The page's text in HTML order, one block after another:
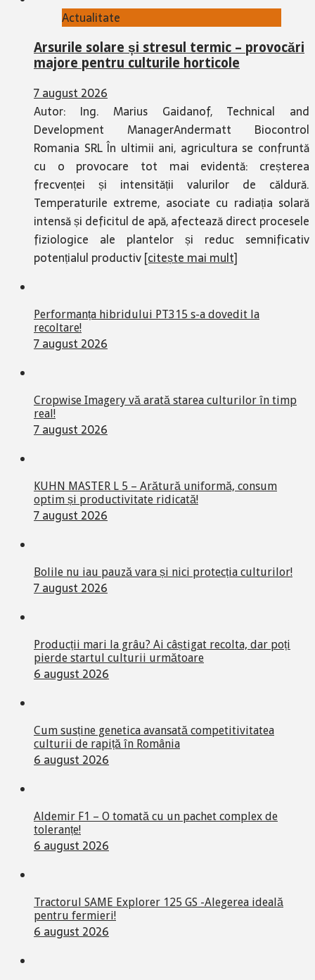
Actualitate
Arsurile solare și stresul termic – provocări
majore pentru culturile horticole
7 august 2026
Autor: Ing. Marius Gaidanof, Technical and
Development ManagerAndermatt Biocontrol
Romania SRL În ultimii ani, agricultura se confruntă
cu o provocare tot mai evidentă: creșterea
frecvenței și intensității valurilor de căldură.
Temperaturile extreme, asociate cu radiația solară
intensă și deficitul de apă, afectează direct procesele
fiziologice ale plantelor și reduc semnificativ
potențialul productiv[citește mai mult]
Performanța hibridului PT315 s-a dovedit la
recoltare!
7 august 2026
Cropwise Imagery vă arată starea culturilor în timp
real!
7 august 2026
KUHN MASTER L 5 – Arătură uniformă, consum
optim și productivitate ridicată!
7 august 2026
Bolile nu iau pauză vara și nici protecția culturilor!
7 august 2026
Producții mari la grâu? Ai câștigat recolta, dar poți
pierde startul culturii următoare
6 august 2026
Cum susține genetica avansată competitivitatea
culturii de rapiță în România
6 august 2026
Aldemir F1 – O tomată cu un pachet complex de
toleranțe!
6 august 2026
Tractorul SAME Explorer 125 GS -Alegerea ideală
pentru fermieri!
6 august 2026